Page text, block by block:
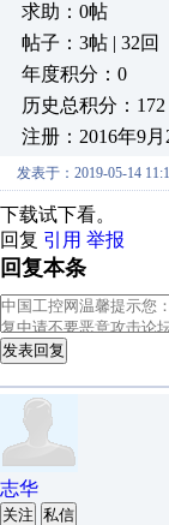
求助：0帖
帖子：3帖 | 32回
年度积分：0
历史总积分：172
注册：2016年9月
发表于：2019-05-14
下载试下看。
回复 引用 举报
回复本条
发表回复
志华
关注 私信